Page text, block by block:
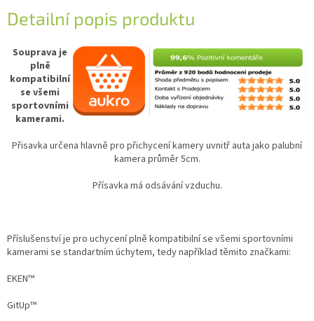
Detailní popis produktu
Souprava je
plně
kompatibilní
se všemi
sportovními
kamerami.
Přisavka určena hlavně pro přichycení kamery uvnitř auta jako palubní
kamera průměr 5cm.
Přísavka má odsávání vzduchu.
Příslušenství je pro uchycení plně kompatibilní se všemi sportovními
kamerami se standartním úchytem, tedy například těmito značkami:
EKEN™
GitUp™